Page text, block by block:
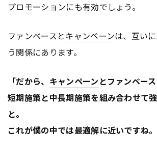
プロモーションにも有効でしょう。
ファンベースとキャンペーンは、互い
う関係にあります。
「だから、 キャンペーン とファンベー
短期施策と中長期施策を組み合わせて
と。
これが僕の中では最適解に近いですね。